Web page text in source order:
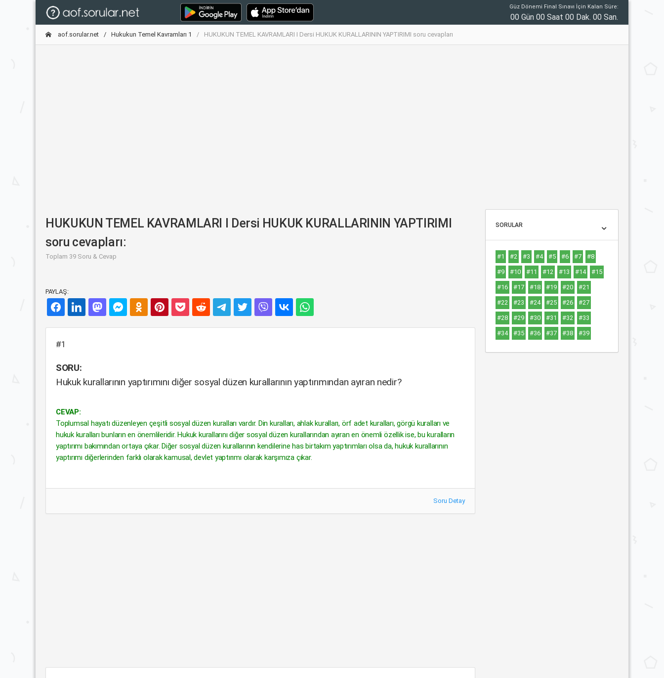
Güz Dönemi Final Sınavı İçin Kalan Süre:
00 Gün 00 Saat 00 Dak. 00 San.
aof.sorular.net Hukukun Temel Kavramları 1 HUKUKUN TEMEL KAVRAMLARI I Dersi HUKUK KURALLARININ YAPTIRIMI soru cevapları
HUKUKUN TEMEL KAVRAMLARI I Dersi HUKUK KURALLARININ YAPTIRIMI
soru cevapları:
Toplam 39 Soru & Cevap
PAYLAŞ:
#1
SORU:
Hukuk kurallarının yaptırımını diğer sosyal düzen kurallarının yaptırımından ayıran nedir?
CEVAP:
Toplumsal hayatı düzenleyen çeşitli sosyal düzen kuralları vardır. Din kuralları, ahlak kuralları, örf adet kuralları, görgü kuralları ve
hukuk kuralları bunların en önemlileridir. Hukuk kurallarını diğer sosyal düzen kurallarından ayıran en önemli özellik ise, bu kuralların
yaptırımı bakımından ortaya çıkar. Diğer sosyal düzen kurallarının kendilerine has birtakım yaptırımları olsa da, hukuk kurallarının
yaptırımı diğerlerinden farklı olarak kamusal, devlet yaptırımı olarak karşımıza çıkar.
Soru Detay
SORULAR
#1 #2 #3 #4 #5 #6 #7 #8
#9 #10 #11 #12 #13 #14 #15
#16 #17 #18 #19 #20 #21
#22 #23 #24 #25 #26 #27
#28 #29 #30 #31 #32 #33
#34 #35 #36 #37 #38 #39